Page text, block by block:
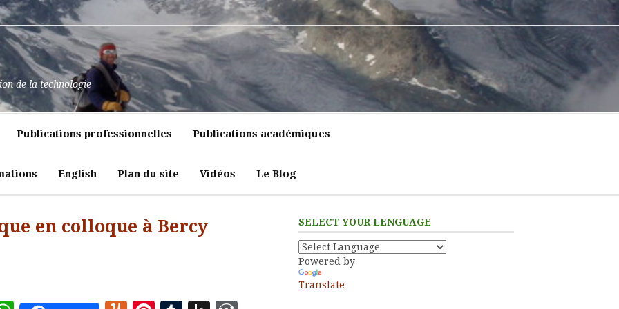
de la technologie
Publications professionnelles Publications académiques
English Plan du site Vidéos Le Blog
en colloque à Bercy SELECT YOUR LENGUAGE
Powered by
Translate